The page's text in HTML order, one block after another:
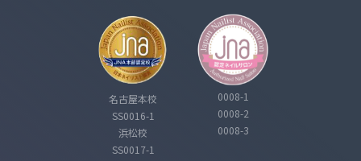
名古屋本校
SS0016-1
浜松校
SS0017-1
0008-1
0008-2
0008-3